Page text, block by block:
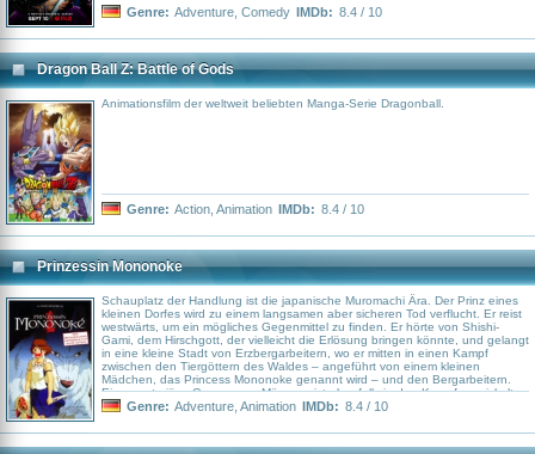
Genre: Adventure Comedy IMDb: 8.4 / 10
Dragon Ball Z: Battle of Gods
Animationsfilm der weltweit beliebten Manga-Serie Dragonball.
Genre: Action Animation IMDb: 8.4 / 10
Prinzessin Mononoke
Schauplatz der Handlung ist die japanische Muromachi Ära. Der Prinz eines
kleinen Dorfes wird zu einem langsamen aber sicheren Tod verflucht. Er reist
westwärts, um ein mögliches Gegenmittel zu finden. Er hörte von Shishi-
Gami, dem Hirschgott, der vielleicht die Erlösung bringen könnte, und gelangt
in eine kleine Stadt von Erzbergarbeitern, wo er mitten in einen Kampf
zwischen den Tiergöttern des Waldes – angeführt von einem kleinen
Mädchen, das Princess Mononoke genannt wird – und den Bergarbeitern.
Eine mysteriöse Gruppe von Männern ist ebenfalls in den Kampf verwickelt,
die nach dem Kopf von Shishi-Gami suchen, um dadurch Unsterblichkeit zu
Genre: Adventure Animation IMDb: 8.4 / 10